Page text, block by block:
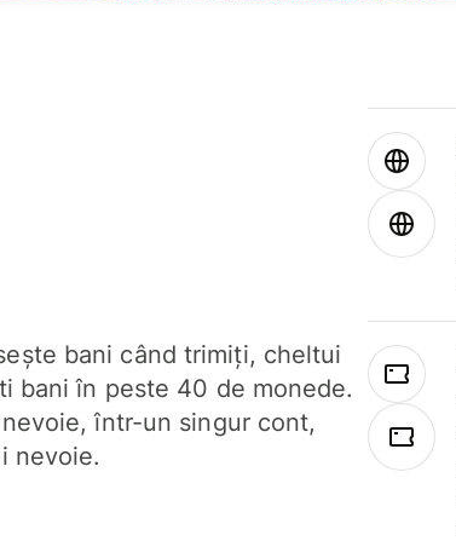
bani când trimiți, cheltui
bani în peste 40 de monede.
într-un singur cont,
nevoie.